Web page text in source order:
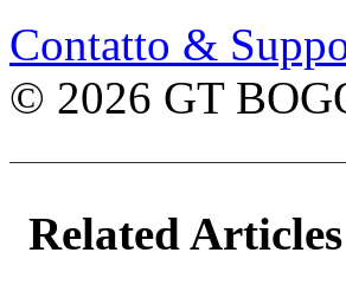
Contatto &
© 2026 GT
Related Articles